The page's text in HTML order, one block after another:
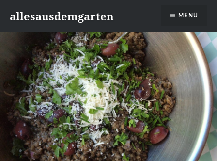
Inhaltallesausdemgarten MENÜ